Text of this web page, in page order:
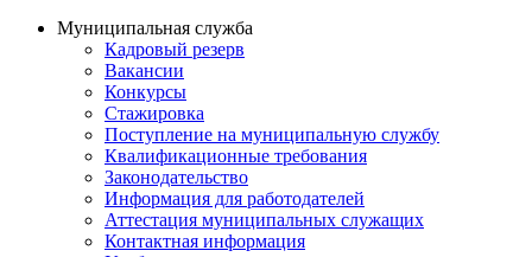
Муниципальная служба
Кадровый резерв
Вакансии
Конкурсы
Стажировка
Поступление на муниципальную службу
Квалификационные требования
Законодательство
Информация для работодателей
Аттестация муниципальных служащих
Контактная информация